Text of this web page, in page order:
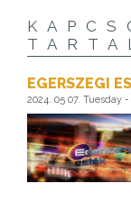
EGERSZEGI
2024. 05 07. Tuesday -